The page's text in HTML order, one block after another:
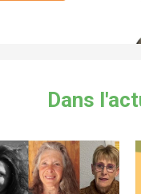
Dans